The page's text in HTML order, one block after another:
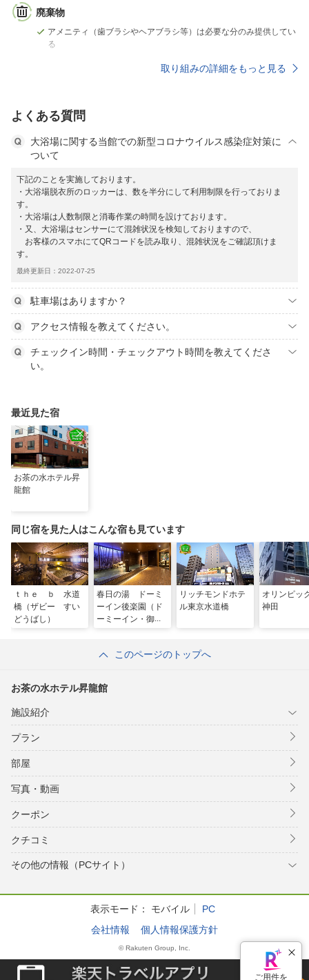
廃棄物
アメニティ（歯ブラシやヘアブラシ等）は必要な分のみ提供してい
る
取り組みの詳細をもっと見る
よくある質問
大浴場に関する当館での新型コロナウイルス感染症対策に
ついて
下記のことを実施しております。
・大浴場脱衣所のロッカーは、数を半分にして利用制限を行っておりま
す。
・大浴場は人数制限と消毒作業の時間を設けております。
・又、大浴場はセンサーにて混雑状況を検知しておりますので、
お客様のスマホにてQRコードを読み取り、混雑状況をご確認頂けま
す。
最終更新日：2022-07-25
駐車場はありますか？
アクセス情報を教えてください。
チェックイン時間・チェックアウト時間を教えてくださ
い。
最近見た宿
お茶の水ホテル昇
龍館
同じ宿を見た人はこんな宿も見ています
ｔｈｅ ｂ 水道
橋（ザビー すい
どうばし）
春日の湯 ドーミ
ーイン後楽園（ド
ーミーイン・御宿
リッチモンドホテ
ル東京水道橋
オリンピッ
神田
このページのトップへ
お茶の水ホテル昇龍館
施設紹介
プラン
部屋
写真・動画
クーポン
クチコミ
その他の情報（PCサイト）
表示モード： モバイル
PC
会社情報
個人情報保護方針
© Rakuten Group, Inc.
ご用件を